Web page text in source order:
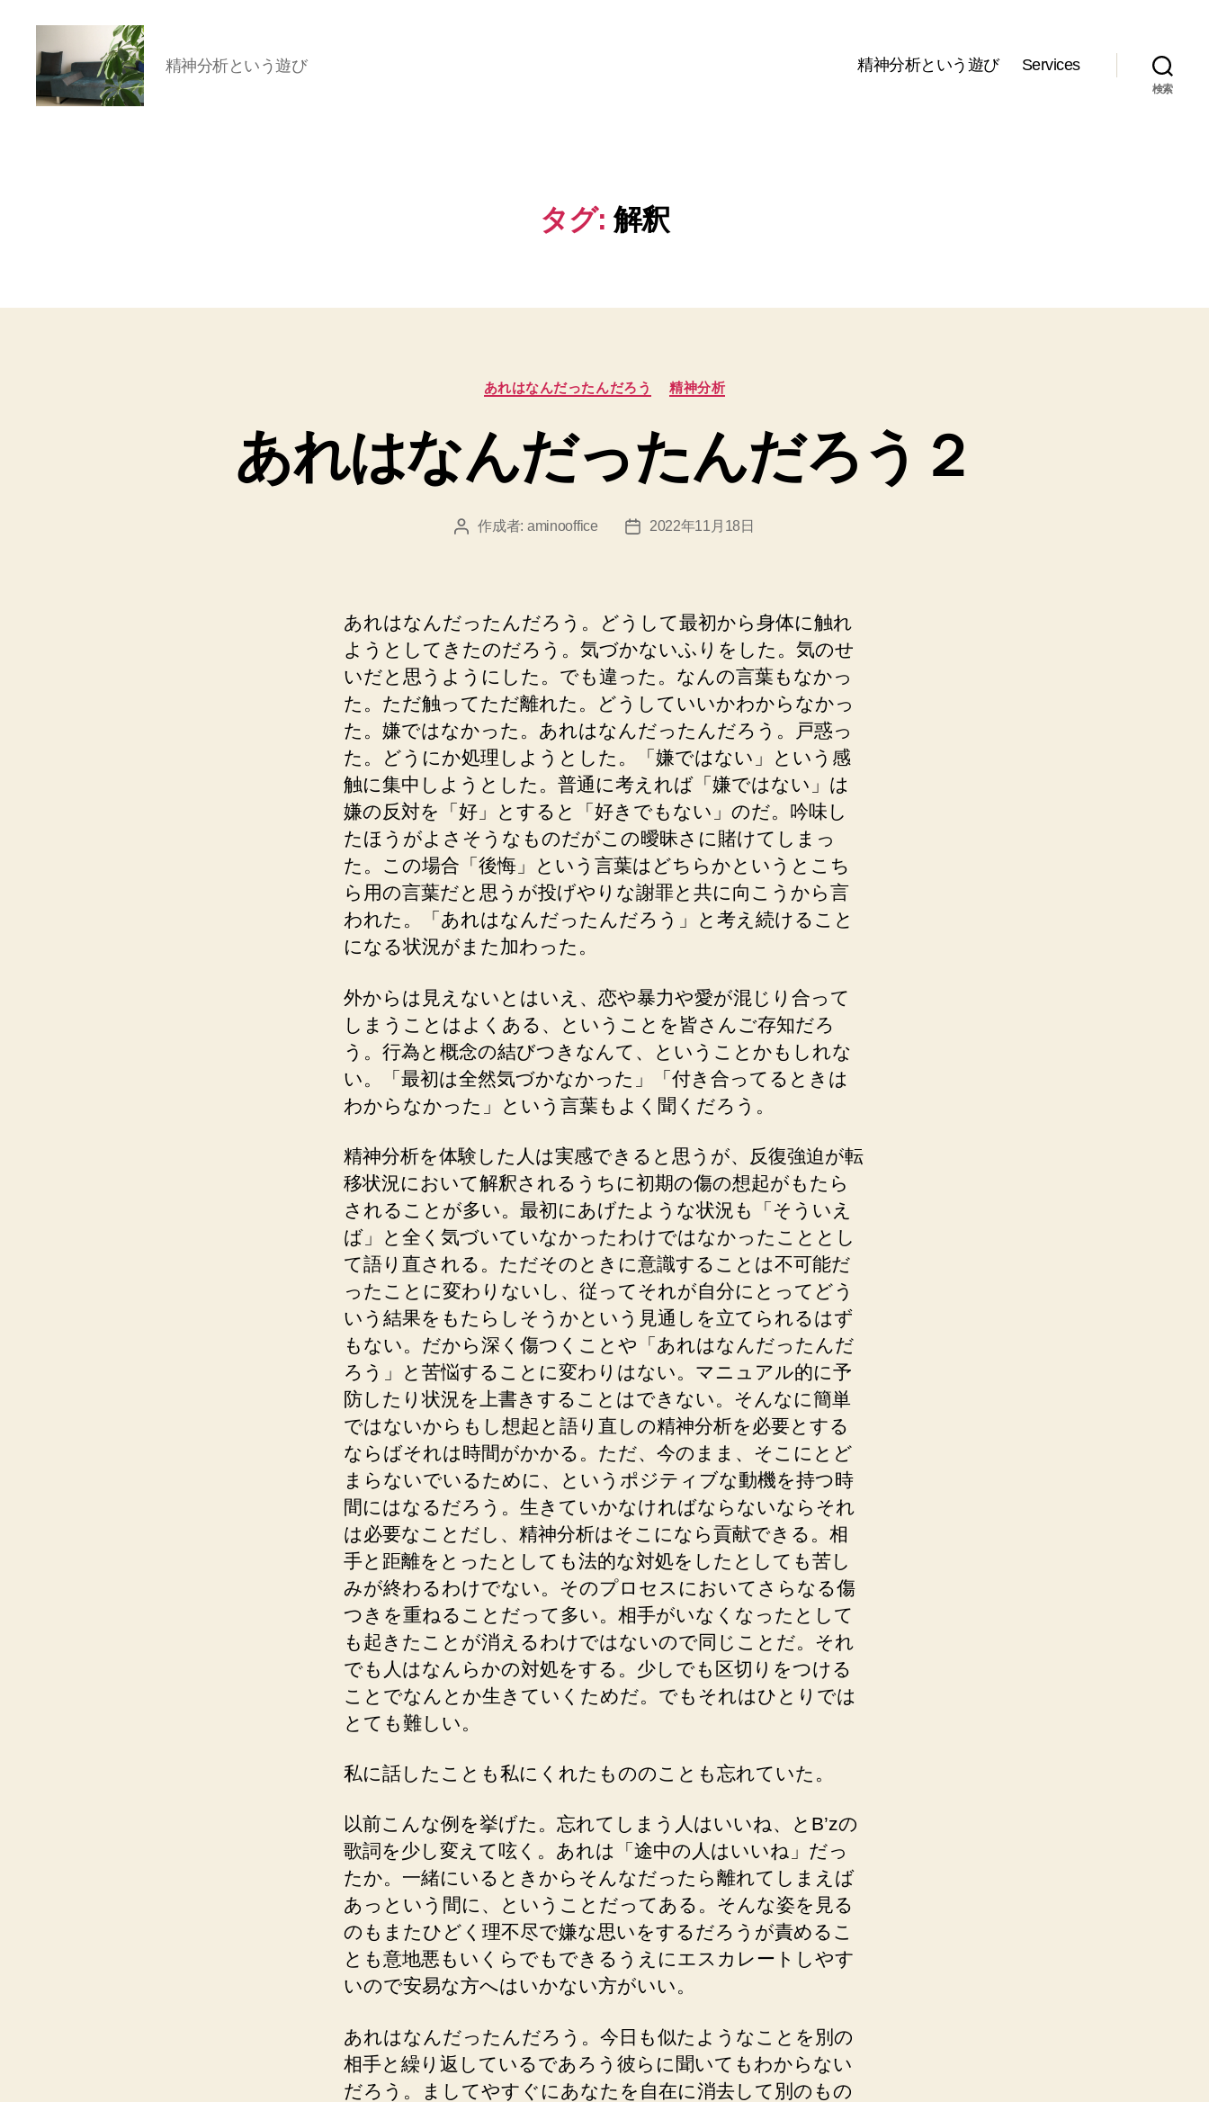
の
精神分析という遊び 精神分析という遊び Services
検索
タグ: 解釈
カ
テ
ー
あれはなんだったんだろう 精神分析
あれはなんだったんだろう２
投 作成者: aminooffice
投
2022年11月18日
あれはなんだったんだろう。どうして最初から身体に触れ
ようとしてきたのだろう。気づかないふりをした。気のせ
いだと思うようにした。でも違った。なんの言葉もなかっ
た。ただ触ってただ離れた。どうしていいかわからなかっ
た。嫌ではなかった。あれはなんだったんだろう。戸惑っ
た。どうにか処理しようとした。「嫌ではない」という感
触に集中しようとした。普通に考えれば「嫌ではない」は
嫌の反対を「好」とすると「好きでもない」のだ。吟味し
たほうがよさそうなものだがこの曖昧さに賭けてしまっ
た。この場合「後悔」という言葉はどちらかというとこち
ら用の言葉だと思うが投げやりな謝罪と共に向こうから言
われた。「あれはなんだったんだろう」と考え続けること
になる状況がまた加わった。
外からは見えないとはいえ、恋や暴力や愛が混じり合って
しまうことはよくある、ということを皆さんご存知だろ
う。行為と概念の結びつきなんて、ということかもしれな
い。「最初は全然気づかなかった」「付き合ってるときは
わからなかった」という言葉もよく聞くだろう。
精神分析を体験した人は実感できると思うが、反復強迫が転
移状況において解釈されるうちに初期の傷の想起がもたら
されることが多い。最初にあげたような状況も「そういえ
ば」と全く気づいていなかったわけではなかったこととし
て語り直される。ただそのときに意識することは不可能だ
ったことに変わりないし、従ってそれが自分にとってどう
いう結果をもたらしそうかという見通しを立てられるはず
もない。だから深く傷つくことや「あれはなんだったんだ
ろう」と苦悩することに変わりはない。マニュアル的に予
防したり状況を上書きすることはできない。そんなに簡単
ではないからもし想起と語り直しの精神分析を必要とする
ならばそれは時間がかかる。ただ、今のまま、そこにとど
まらないでいるために、というポジティブな動機を持つ時
間にはなるだろう。生きていかなければならないならそれ
は必要なことだし、精神分析はそこになら貢献できる。相
手と距離をとったとしても法的な対処をしたとしても苦し
みが終わるわけでない。そのプロセスにおいてさらなる傷
つきを重ねることだって多い。相手がいなくなったとして
も起きたことが消えるわけではないので同じことだ。それ
でも人はなんらかの対処をする。少しでも区切りをつける
ことでなんとか生きていくためだ。でもそれはひとりでは
とても難しい。
私に話したことも私にくれたもののことも忘れていた。
以前こんな例を挙げた。忘れてしまう人はいいね、とB’zの
歌詞を少し変えて呟く。あれは「途中の人はいいね」だっ
たか。一緒にいるときからそんなだったら離れてしまえば
あっという間に、ということだってある。そんな姿を見る
のもまたひどく理不尽で嫌な思いをするだろうが責めるこ
とも意地悪もいくらでもできるうえにエスカレートしやす
いので安易な方へはいかない方がいい。
あれはなんだったんだろう。今日も似たようなことを別の
相手と繰り返しているであろう彼らに聞いてもわからない
だろう。ましてやすぐにあなたを自在に消去して別のもの